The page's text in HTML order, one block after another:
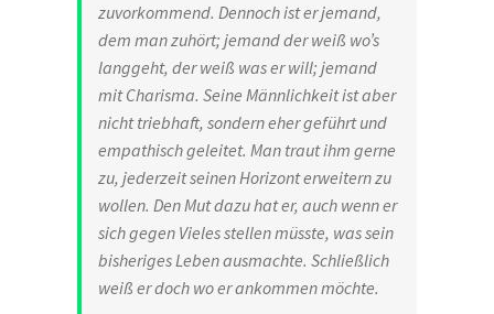
zuvorkommend. Dennoch ist er jemand,
dem man zuhört; jemand der weiß wo’s
langgeht, der weiß was er will; jemand
mit Charisma. Seine Männlichkeit ist aber
nicht triebhaft, sondern eher geführt und
empathisch geleitet. Man traut ihm gerne
zu, jederzeit seinen Horizont erweitern zu
wollen. Den Mut dazu hat er, auch wenn er
sich gegen Vieles stellen müsste, was sein
bisheriges Leben ausmachte. Schließlich
weiß er doch wo er ankommen möchte.